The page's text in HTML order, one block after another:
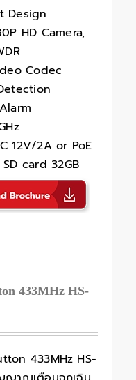
Design
HD Camera,
Codec
12V/2A or PoE
card 32GB
433MHz HS-
433MHz HS-